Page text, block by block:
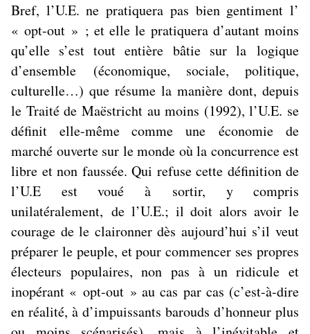
Bref, l’U.E. ne pratiquera pas bien gentiment l’
« opt-out » ; et elle le pratiquera d’autant moins
qu’elle s’est tout entière bâtie sur la logique
d’ensemble (économique, sociale, politique,
culturelle…) que résume la manière dont, depuis
le Traité de Maëstricht au moins (1992), l’U.E. se
définit elle-même comme uneéconomie de
marché ouverte sur le monde où la concurrence est
libre et non faussée. Qui refuse cette définition de
l’U.E est voué à sortir, y compris
unilatéralement, de l’U.E.; il doit alors avoir le
courage de le claironner dès aujourd’hui s’il veut
préparer le peuple, et pour commencer ses propres
électeurs populaires, non pas à un ridicule et
inopérant « opt-out » au cas par cas (c’est-à-dire
en réalité, à d’impuissants barouds d’honneur plus